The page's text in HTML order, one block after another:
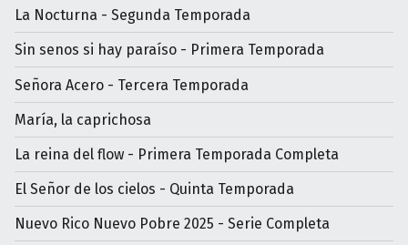
La Nocturna - Segunda Temporada
Sin senos si hay paraíso - Primera Temporada
Señora Acero - Tercera Temporada
María, la caprichosa
La reina del flow - Primera Temporada Completa
El Señor de los cielos - Quinta Temporada
Nuevo Rico Nuevo Pobre 2025 - Serie Completa